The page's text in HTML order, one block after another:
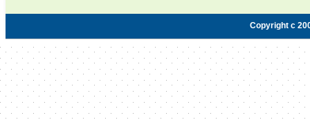
Copyright c